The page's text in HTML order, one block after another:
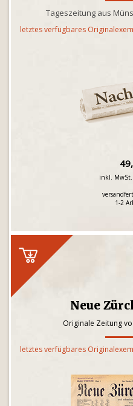
Tageszeitung aus
letztes verfügbares
inkl.
1-2
Neue
Originale Zeitung
letztes verfügbares